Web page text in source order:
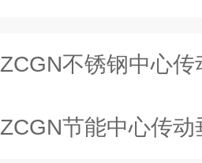
ZCGN不锈钢中心
ZCGN节能中心传